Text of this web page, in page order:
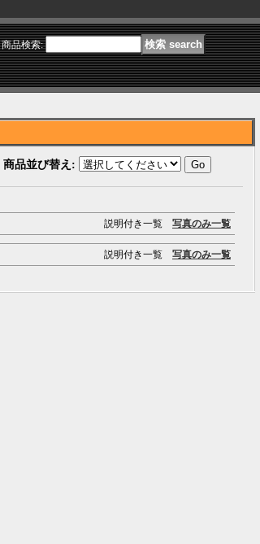
商品検索:
商品並び替え :
説明付き一覧 写真のみ一覧
説明付き一覧 写真のみ一覧